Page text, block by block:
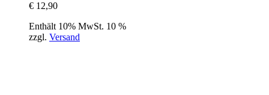
€ 12,90
Enthält 10% MwSt. 10 %
zzgl. Versand